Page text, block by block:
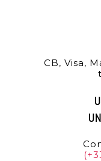
CB, Visa,